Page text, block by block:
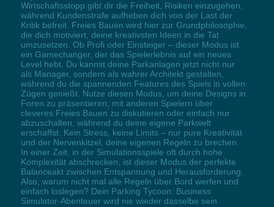
Wirtschaftsstopp gibt dir die Freiheit, Risiken einzugehen,
während Kundenstrafe aufheben dich von der Last der
Kritik befreit. Freies Bauen wird hier zur Grundphilosophie,
die dich motiviert, deine kreativsten Ideen in die Tat
umzusetzen. Ob Profi oder Einsteiger – dieser Modus ist
ein Gamechanger, der das Spielerlebnis auf ein neues
Level hebt. Du kannst deine Parkanlagen jetzt nicht nur
als Manager, sondern als wahrer Architekt gestalten,
während du die spannenden Features des Spiels in vollen
Zügen genießt. Nutze diesen Modus, um deine Designs in
Foren zu präsentieren, mit anderen Spielern über
cleveres Freies Bauen zu diskutieren oder einfach nur
abzuschalten, während du deine eigene Parkwelt
erschaffst. Kein Stress, keine Limits – nur pure Kreativität
und der Nervenkitzel, deine eigenen Regeln zu brechen.
In einer Zeit, in der Simulationsspiele oft durch hohe
Komplexität abschrecken, ist dieser Modus der perfekte
Balanceakt zwischen Entspannung und Herausforderung.
Also, warum nicht mal alle Regeln über Bord werfen und
einfach loslegen? Dein Parking Tycoon: Business
Simulator-Abenteuer wird nie wieder dasselbe sein.